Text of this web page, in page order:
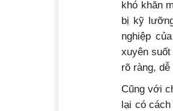
khó khăn
bị kỹ
nghiệp
xuyên
rõ ràng,
Cũng với
lại có